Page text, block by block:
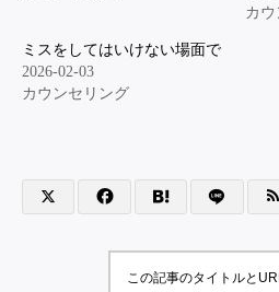
カ
ミスをしてはいけない場面で
2026-02-03
カウンセリング
この記事のタイトルと